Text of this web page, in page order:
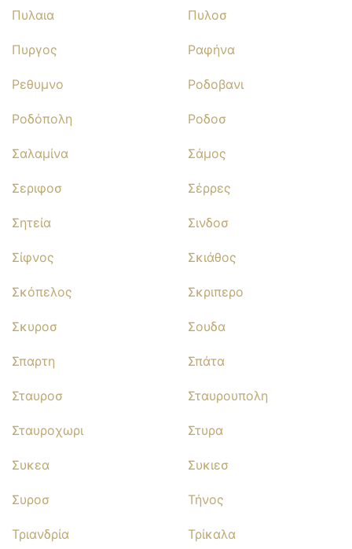
Πυλαια Πυλοσ
Πυργος Ραφήνα
Ρεθυμνο Ροδοβανι
Ροδόπολη Ροδοσ
Σαλαμίνα Σάμος
Σεριφοσ Σέρρες
Σητεία Σινδοσ
Σίφνος Σκιάθος
Σκόπελος Σκριπερο
Σκυροσ Σουδα
Σπαρτη Σπάτα
Σταυροσ Σταυρουπολη
Σταυροχωρι Στυρα
Συκεα Συκιεσ
Συροσ Τήνος
Τριανδρία Τρίκαλα